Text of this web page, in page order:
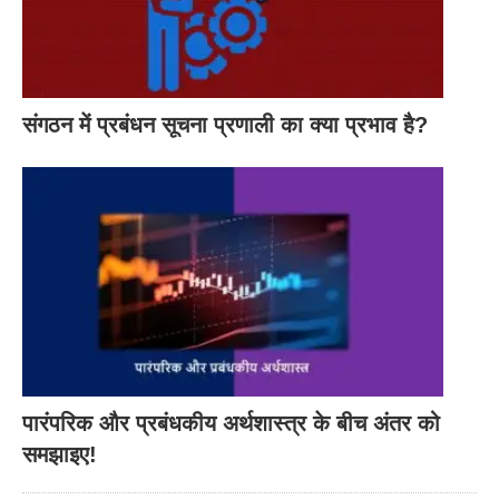
व्यवस्थित और वैज्ञानिक दृष्टिकोण है; MIS बड़े व्यापारिक संगठनों
के लिए नया नहीं है। केवल इसका कम्प्यूटरीकरण नया है; कंप्यूटर
के उपयोग से पहले, MIS तकनीक प्रबंधकों को उस जानकारी के
साथ आपूर्ति करने के लिए अस्तित्व में थी जो उन्हें अपने व्यवसाय
और डेटा की मात्रा में वृद्धि जो निर्णय लेने में अधिक उपयोगी
विकल्पों पर विचार करने की अनुमति देती है।
प्रत्येक का अर्थ:
बस MIS का मतलब प्रबंधन सूचना प्रणाली है; बस अंडरस्टैंडिंग
मैनेजमेंट इन्फॉर्मेशन सिस्टम (MIS) के लिए हम तीन वर्ड और पार्ट
को अंडर पार्ट में विभाजित कर सकते हैं
संगठन में प्रबंधन सूचना प्रणाली का क्या प्रभाव है?
पारंपरिक और प्रबंधकीय अर्थशास्त्र के बीच अंतर को
समझाइए!